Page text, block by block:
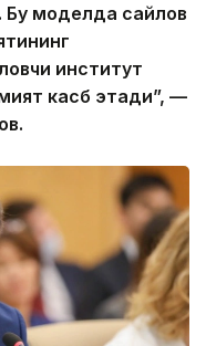
моделда сайлов
институт
касб этади”, —